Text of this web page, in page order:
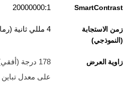
SmartContrast
20000000:1
زمن الاستجابة
(النموذجي)
4 مللي ثانية (رمادي إلى رمادي)*
زاوية العرض
178 درجة (أفقي) / 178 درجة (عمودي)
على معدل تباين >